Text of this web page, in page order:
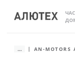
... AN-MOTORS